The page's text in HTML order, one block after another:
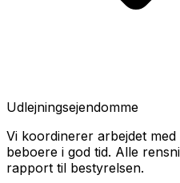
Udlejningsejendomme
Vi koordinerer arbejdet
beboere i god tid. Alle
rapport til bestyrelsen.